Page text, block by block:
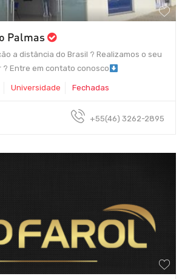
Palmas
a distância do Brasil ? Realizamos o seu
? Entre em contato conosco
Universidade Fechadas
+55(46) 3262-2895